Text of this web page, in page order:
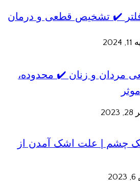
فلتر ✔️ تشخیص قطعی و درمان
مردان و زنان ✔️ محدوده،
چشم | علت اشک آمدن از